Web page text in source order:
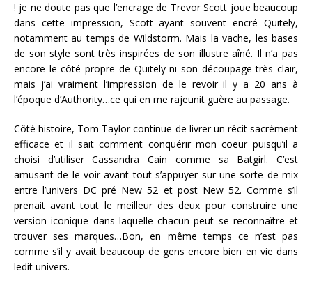
! je ne doute pas que l’encrage de Trevor Scott joue beaucoup
dans cette impression, Scott ayant souvent encré Quitely,
notamment au temps de Wildstorm. Mais la vache, les bases
de son style sont très inspirées de son illustre aîné. Il n’a pas
encore le côté propre de Quitely ni son découpage très clair,
mais j’ai vraiment l’impression de le revoir il y a 20 ans à
l’époque d’Authority…ce qui en me rajeunit guère au passage.
Côté histoire, Tom Taylor continue de livrer un récit sacrément
efficace et il sait comment conquérir mon coeur puisqu’il a
choisi d’utiliser Cassandra Cain comme sa Batgirl. C’est
amusant de le voir avant tout s’appuyer sur une sorte de mix
entre l’univers DC pré New 52 et post New 52. Comme s’il
prenait avant tout le meilleur des deux pour construire une
version iconique dans laquelle chacun peut se reconnaître et
trouver ses marques…Bon, en même temps ce n’est pas
comme s’il y avait beaucoup de gens encore bien en vie dans
ledit univers.